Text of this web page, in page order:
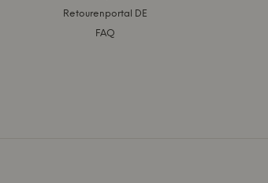
Retourenportal DE
FAQ